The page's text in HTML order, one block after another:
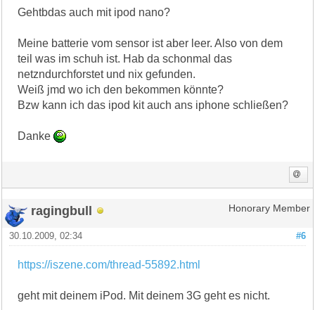
Gehtbdas auch mit ipod nano?
Meine batterie vom sensor ist aber leer. Also von dem
teil was im schuh ist. Hab da schonmal das
netzndurchforstet und nix gefunden.
Weiß jmd wo ich den bekommen könnte?
Bzw kann ich das ipod kit auch ans iphone schließen?
Danke
ragingbull Honorary Member
#6
30.10.2009, 02:34
https://iszene.com/thread-55892.html
geht mit deinem iPod. Mit deinem 3G geht es nicht.